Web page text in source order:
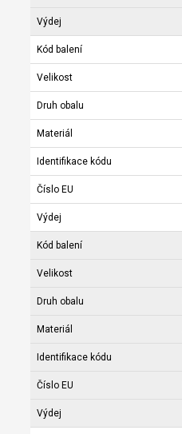
Výdej
Kód balení
Velikost
Druh obalu
Materiál
Identifikace kódu
Číslo EU
Výdej
Kód balení
Velikost
Druh obalu
Materiál
Identifikace kódu
Číslo EU
Výdej